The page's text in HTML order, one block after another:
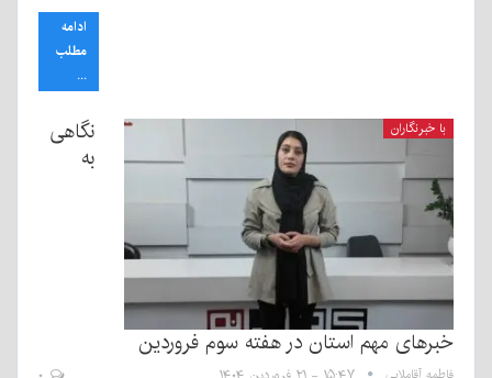
ادامه
مطلب
...
با خبرنگاران
نگاهی
به
خبرهای مهم استان در هفته سوم فروردین